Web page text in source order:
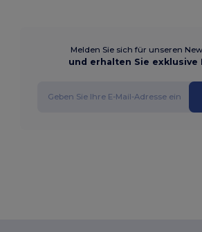
Melden Sie sich für unseren
und erhalten Sie exklusive